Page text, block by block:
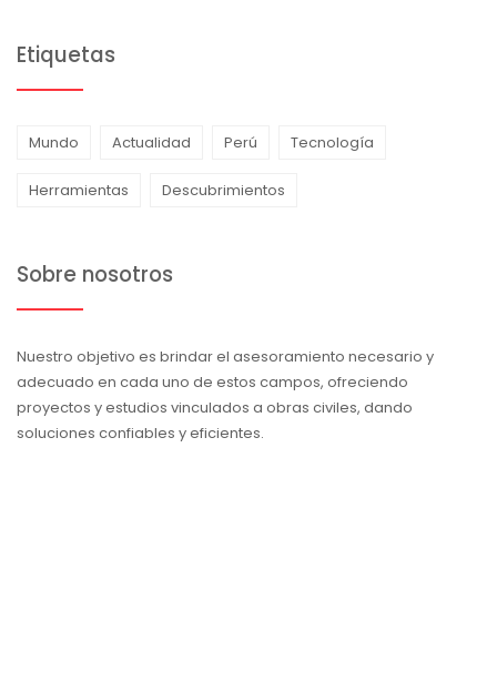
Etiquetas
Mundo Actualidad Perú Tecnología
Herramientas Descubrimientos
Sobre nosotros
Nuestro objetivo es brindar el asesoramiento necesario y
adecuado en cada uno de estos campos, ofreciendo
proyectos y estudios vinculados a obras civiles, dando
soluciones confiables y eficientes.